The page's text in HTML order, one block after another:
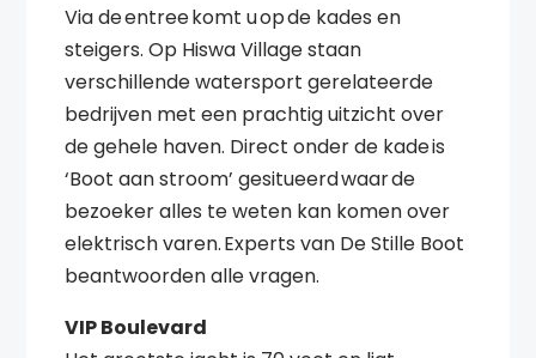
Via de entree komt u op de kades en
steigers. Op Hiswa Village staan
verschillende watersport gerelateerde
bedrijven met een prachtig uitzicht over
de gehele haven. Direct onder de kade is
‘Boot aan stroom’ gesitueerd waar de
bezoeker alles te weten kan komen over
elektrisch varen. Experts van De Stille Boot
beantwoorden alle vragen.
VIP Boulevard